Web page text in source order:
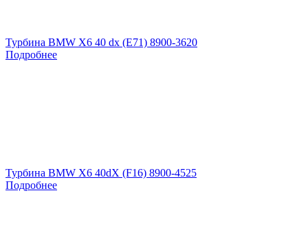
Турбина BMW X6 40 dx (E71) 8900-3620
Подробнее
Турбина BMW X6 40dX (F16) 8900-4525
Подробнее